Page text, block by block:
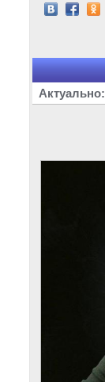
Актуально: